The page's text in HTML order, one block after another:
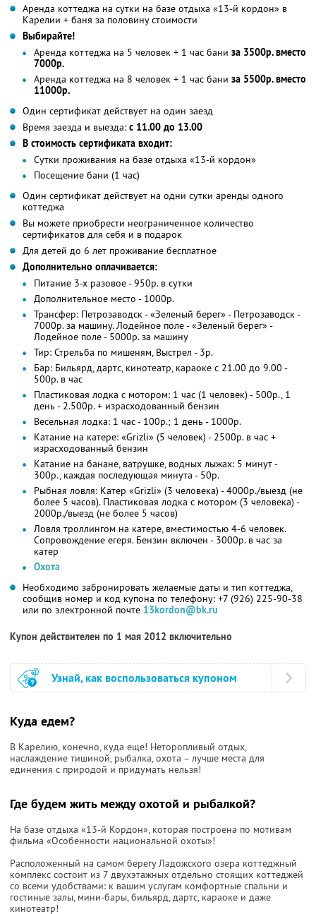
Аренда коттеджа на сутки на базе отдыха «13-й кордон» в
Карелии + баня за половину стоимости
Выбирайте!
Аренда коттеджа на 5 человек + 1 час бани за 3500р. вместо
7000р.
Аренда коттеджа на 8 человек + 1 час бани за 5500р. вместо
11000р.
Один сертификат действует на один заезд
Время заезда и выезда: с 11.00 до 13.00
В стоимость сертификата входит:
Сутки проживания на базе отдыха «13-й кордон»
Посещение бани (1 час)
Один сертификат действует на одни сутки аренды одного
коттеджа
Вы можете приобрести неограниченное количество
сертификатов для себя и в подарок
Для детей до 6 лет проживание бесплатное
Дополнительно оплачивается:
Питание 3-х разовое - 950р. в сутки
Дополнительное место - 1000р.
Трансфер: Петрозаводск - «Зеленый берег» - Петрозаводск -
7000р. за машину. Лодейное поле - «Зеленый берег» -
Лодейное поле - 5000р. за машину
Тир: Стрельба по мишеням, Выстрел - 3р.
Бар: Бильярд, дартс, кинотеатр, караоке с 21.00 до 9.00 -
500р. в час
Пластиковая лодка с мотором: 1 час (1 человек) - 500р., 1
день - 2.500р. + израсходованный бензин
Весельная лодка: 1 час - 100р.; 1 день - 1000р.
Катание на катере: «Grizli» (5 человек) - 2500р. в час +
израсходованный бензин
Катание на банане, ватрушке, водных лыжах: 5 минут -
300р., каждая последующая минута - 50р.
Рыбная ловля: Катер «Grizli» (3 человека) - 4000р./выезд (не
более 5 часов). Пластиковая лодка с мотором (3 человека) -
2000р./выезд (не более 5 часов)
Ловля троллингом на катере, вместимостью 4-6 человек.
Сопровождение егеря. Бензин включен - 3000р. в час за
катер
Охота
Необходимо забронировать желаемые даты и тип коттеджа,
сообщив номер и код купона по телефону: +7 (926) 225-90-38
или по электронной почте 13kordon@bk.ru
Купон действителен по 1 мая 2012 включительно
Узнай, как воспользоваться купоном
Куда едем?
В Карелию, конечно, куда еще! Неторопливый отдых,
наслаждение тишиной, рыбалка, охота – лучше места для
единения с природой и придумать нельзя!
Где будем жить между охотой и рыбалкой?
На базе отдыха «13-й Кордон», которая построена по мотивам
фильма «Особенности национальной охоты»!
Расположенный на самом берегу Ладожского озера коттеджный
комплекс состоит из 7 двухэтажных отдельно стоящих коттеджей
со всеми удобствами: к вашим услугам комфортные спальни и
гостиные залы, мини-бары, бильярд, дартс, караоке и даже
кинотеатр!